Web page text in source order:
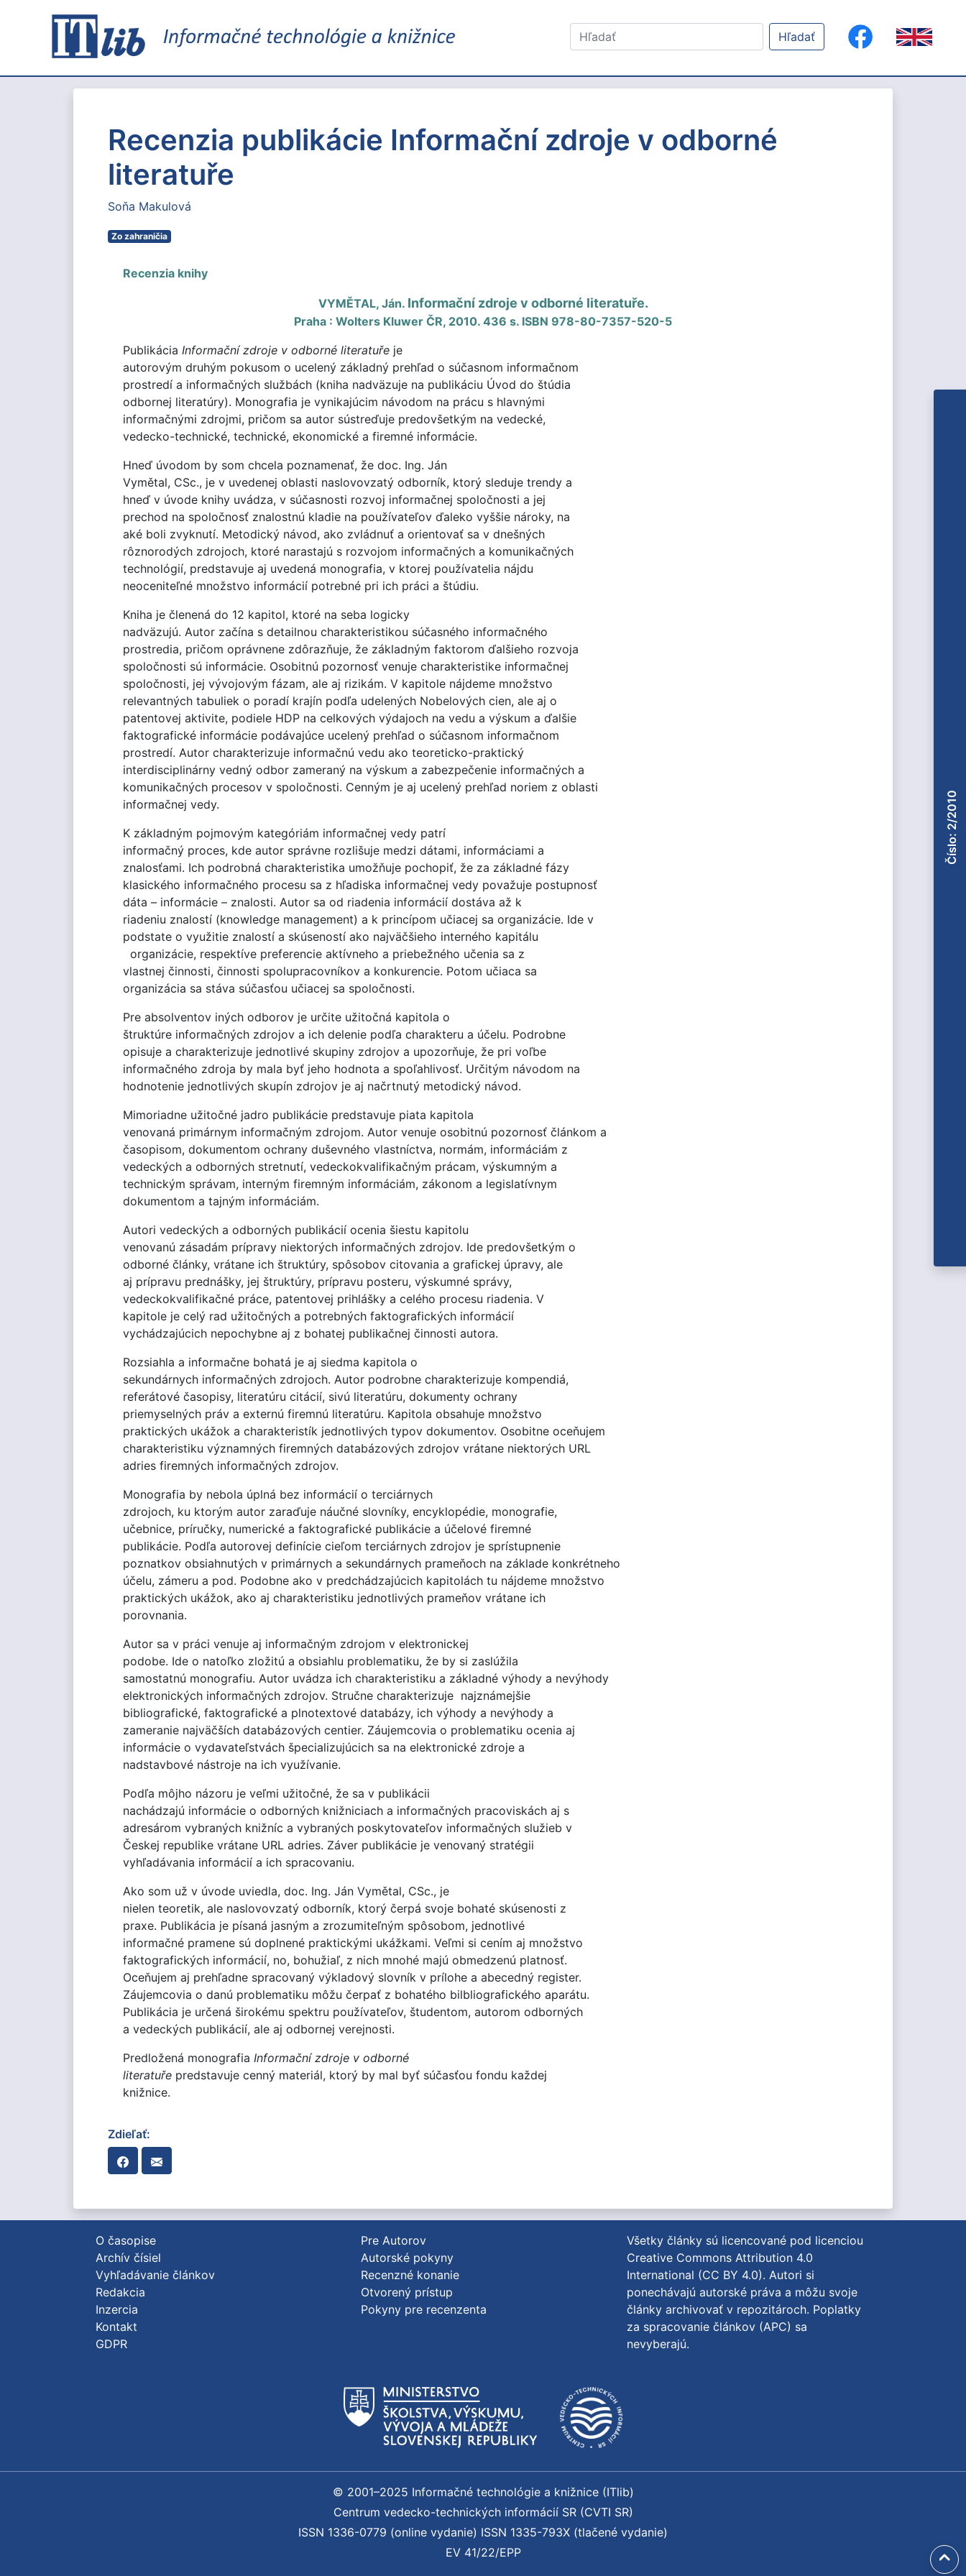
Hľadať
Recenzia publikácie Informační zdroje v odborné
literatuře
Soňa Makulová
Zo zahraničia
Recenzia knihy
VYMĚTAL, Ján. Informační zdroje v odborné literatuře.
Praha : Wolters Kluwer ČR, 2010. 436 s. ISBN 978-80-7357-520-5
Publikácia Informační zdroje v odborné literatuře je
autorovým druhým pokusom o ucelený základný prehľad o súčasnom informačnom
prostredí a informačných službách (kniha nadväzuje na publikáciu Úvod do štúdia
odbornej literatúry). Monografia je vynikajúcim návodom na prácu s hlavnými
informačnými zdrojmi, pričom sa autor sústreďuje predovšetkým na vedecké,
vedecko-technické, technické, ekonomické a firemné informácie.
Hneď úvodom by som chcela poznamenať, že doc. Ing. Ján
Vymětal, CSc., je v uvedenej oblasti naslovovzatý odborník, ktorý sleduje trendy a
hneď v úvode knihy uvádza, v súčasnosti rozvoj informačnej spoločnosti a jej
prechod na spoločnosť znalostnú kladie na používateľov ďaleko vyššie nároky, na
aké boli zvyknutí. Metodický návod, ako zvládnuť a orientovať sa v dnešných
rôznorodých zdrojoch, ktoré narastajú s rozvojom informačných a komunikačných
technológií, predstavuje aj uvedená monografia, v ktorej používatelia nájdu
neoceniteľné množstvo informácií potrebné pri ich práci a štúdiu.
Kniha je členená do 12 kapitol, ktoré na seba logicky
nadväzujú. Autor začína s detailnou charakteristikou súčasného informačného
prostredia, pričom oprávnene zdôrazňuje, že základným faktorom ďalšieho rozvoja
spoločnosti sú informácie. Osobitnú pozornosť venuje charakteristike informačnej
spoločnosti, jej vývojovým fázam, ale aj rizikám. V kapitole nájdeme množstvo
relevantných tabuliek o poradí krajín podľa udelených Nobelových cien, ale aj o
patentovej aktivite, podiele HDP na celkových výdajoch na vedu a výskum a ďalšie
faktografické informácie podávajúce ucelený prehľad o súčasnom informačnom
prostredí. Autor charakterizuje informačnú vedu ako teoreticko-praktický
interdisciplinárny vedný odbor zameraný na výskum a zabezpečenie informačných a
komunikačných procesov v spoločnosti. Cenným je aj ucelený prehľad noriem z oblasti
informačnej vedy.
K základným pojmovým kategóriám informačnej vedy patrí
informačný proces, kde autor správne rozlišuje medzi dátami, informáciami a
znalosťami. Ich podrobná charakteristika umožňuje pochopiť, že za základné fázy
klasického informačného procesu sa z hľadiska informačnej vedy považuje postupnosť
dáta – informácie – znalosti. Autor sa od riadenia informácií dostáva až k
riadeniu znalostí (knowledge management) a k princípom učiacej sa organizácie. Ide v
podstate o využitie znalostí a skúseností ako najväčšieho interného kapitálu
organizácie, respektíve preferencie aktívneho a priebežného učenia sa z
vlastnej činnosti, činnosti spolupracovníkov a konkurencie. Potom učiaca sa
organizácia sa stáva súčasťou učiacej sa spoločnosti.
Pre absolventov iných odborov je určite užitočná kapitola o
štruktúre informačných zdrojov a ich delenie podľa charakteru a účelu. Podrobne
opisuje a charakterizuje jednotlivé skupiny zdrojov a upozorňuje, že pri voľbe
informačného zdroja by mala byť jeho hodnota a spoľahlivosť. Určitým návodom na
hodnotenie jednotlivých skupín zdrojov je aj načrtnutý metodický návod.
Mimoriadne užitočné jadro publikácie predstavuje piata kapitola
venovaná primárnym informačným zdrojom. Autor venuje osobitnú pozornosť článkom a
časopisom, dokumentom ochrany duševného vlastníctva, normám, informáciám z
vedeckých a odborných stretnutí, vedeckokvalifikačným prácam, výskumným a
technickým správam, interným firemným informáciám, zákonom a legislatívnym
dokumentom a tajným informáciám.
Autori vedeckých a odborných publikácií ocenia šiestu kapitolu
venovanú zásadám prípravy niektorých informačných zdrojov. Ide predovšetkým o
odborné články, vrátane ich štruktúry, spôsobov citovania a grafickej úpravy, ale
aj prípravu prednášky, jej štruktúry, prípravu posteru, výskumné správy,
vedeckokvalifikačné práce, patentovej prihlášky a celého procesu riadenia. V
kapitole je celý rad užitočných a potrebných faktografických informácií
vychádzajúcich nepochybne aj z bohatej publikačnej činnosti autora.
Rozsiahla a informačne bohatá je aj siedma kapitola o
sekundárnych informačných zdrojoch. Autor podrobne charakterizuje kompendiá,
referátové časopisy, literatúru citácií, sivú literatúru, dokumenty ochrany
priemyselných práv a externú firemnú literatúru. Kapitola obsahuje množstvo
praktických ukážok a charakteristík jednotlivých typov dokumentov. Osobitne oceňujem
charakteristiku významných firemných databázových zdrojov vrátane niektorých URL
adries firemných informačných zdrojov.
Monografia by nebola úplná bez informácií o terciárnych
zdrojoch, ku ktorým autor zaraďuje náučné slovníky, encyklopédie, monografie,
učebnice, príručky, numerické a faktografické publikácie a účelové firemné
publikácie. Podľa autorovej definície cieľom terciárnych zdrojov je sprístupnenie
poznatkov obsiahnutých v primárnych a sekundárnych prameňoch na základe konkrétneho
účelu, zámeru a pod. Podobne ako v predchádzajúcich kapitolách tu nájdeme množstvo
praktických ukážok, ako aj charakteristiku jednotlivých prameňov vrátane ich
porovnania.
Autor sa v práci venuje aj informačným zdrojom v elektronickej
podobe. Ide o natoľko zložitú a obsiahlu problematiku, že by si zaslúžila
samostatnú monografiu. Autor uvádza ich charakteristiku a základné výhody a nevýhody
elektronických informačných zdrojov. Stručne charakterizuje najznámejšie
bibliografické, faktografické a plnotextové databázy, ich výhody a nevýhody a
zameranie najväčších databázových centier. Záujemcovia o problematiku ocenia aj
informácie o vydavateľstvách špecializujúcich sa na elektronické zdroje a
nadstavbové nástroje na ich využívanie.
Podľa môjho názoru je veľmi užitočné, že sa v publikácii
nachádzajú informácie o odborných knižniciach a informačných pracoviskách aj s
adresárom vybraných knižníc a vybraných poskytovateľov informačných služieb v
Českej republike vrátane URL adries. Záver publikácie je venovaný stratégii
vyhľadávania informácií a ich spracovaniu.
Ako som už v úvode uviedla, doc. Ing. Ján Vymětal, CSc., je
nielen teoretik, ale naslovovzatý odborník, ktorý čerpá svoje bohaté skúsenosti z
praxe. Publikácia je písaná jasným a zrozumiteľným spôsobom, jednotlivé
informačné pramene sú doplnené praktickými ukážkami. Veľmi si cením aj množstvo
faktografických informácií, no, bohužiaľ, z nich mnohé majú obmedzenú platnosť.
Oceňujem aj prehľadne spracovaný výkladový slovník v prílohe a abecedný register.
Záujemcovia o danú problematiku môžu čerpať z bohatého bilbliografického aparátu.
Publikácia je určená širokému spektru používateľov, študentom, autorom odborných
a vedeckých publikácií, ale aj odbornej verejnosti.
Predložená monografia Informační zdroje v odborné
literatuře predstavuje cenný materiál, ktorý by mal byť súčasťou fondu každej
knižnice.
Zdieľať:
Číslo: 2/2010
O časopise
Archív čísiel
Vyhľadávanie článkov
Redakcia
Inzercia
Kontakt
GDPR
Pre Autorov
Autorské pokyny
Recenzné konanie
Otvorený prístup
Pokyny pre recenzenta
Všetky články sú licencované pod licenciou
Creative Commons Attribution 4.0
International (CC BY 4.0). Autori si
ponechávajú autorské práva a môžu svoje
články archivovať v repozitároch. Poplatky
za spracovanie článkov (APC) sa
nevyberajú.
© 2001–2025 Informačné technológie a knižnice (ITlib)
Centrum vedecko-technických informácií SR (CVTI SR)
ISSN 1336-0779 (online vydanie) ISSN 1335-793X (tlačené vydanie)
EV 41/22/EPP